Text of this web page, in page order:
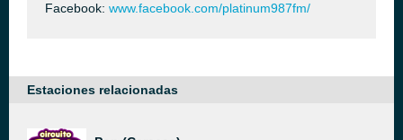
Facebook: www.facebook.com/platinum987fm/
Estaciones relacionadas